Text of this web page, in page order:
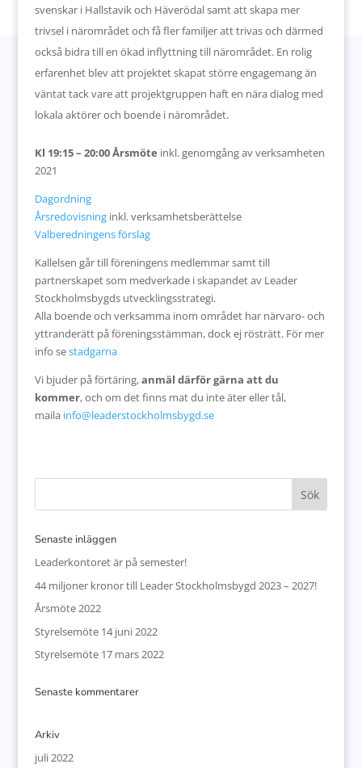
svenskar i Hallstavik och Häverödal samt att skapa mer
trivsel i närområdet och få fler familjer att trivas och därmed
också bidra till en ökad inflyttning till närområdet. En rolig
erfarenhet blev att projektet skapat större engagemang än
väntat tack vare att projektgruppen haft en nära dialog med
lokala aktörer och boende i närområdet.
Kl 19:15 – 20:00 Årsmöte inkl. genomgång av verksamheten
2021
Dagordning
Årsredovisninginkl. verksamhetsberättelse
Valberedningens förslag
Kallelsen går till föreningens medlemmar samt till
partnerskapet som medverkade i skapandet av Leader
Stockholmsbygds utvecklingsstrategi.
Alla boende och verksamma inom området har närvaro- och
yttranderätt på föreningsstämman, dock ej rösträtt. För mer
info sestadgarna
Vi bjuder på förtäring,anmäl därför gärna att du
kommer, och om det finns mat du inte äter eller tål,
maila info@leaderstockholmsbygd.se
Senaste inläggen
Leaderkontoret är på semester!
44 miljoner kronor till Leader Stockholmsbygd 2023 – 2027!
Årsmöte 2022
Styrelsemöte 14 juni 2022
Styrelsemöte 17 mars 2022
Senaste kommentarer
Arkiv
juli 2022